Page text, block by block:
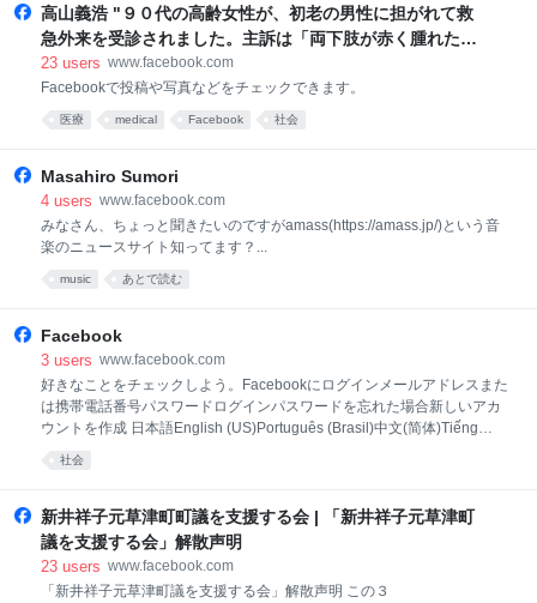
系、大山(通称...
高山義浩 "９０代の高齢女性が、初老の男性に担がれて救
急外来を受診されました。主訴は「両下肢が赤く腫れた」
ということでしたが、それより、救急のスタッフたちが驚
かされたのは彼女の全身が放つ異臭だったようです。... -
Facebook
23 users www.facebook.com
Facebookで投稿や写真などをチェックできます。
医療 medical Facebook 社会
Masahiro Sumori
4 users www.facebook.com
みなさん、ちょっと聞きたいのですがamass(https://amass.jp/)という音
楽のニュースサイト知ってます？...
music あとで読む
Facebook
3 users www.facebook.com
好きなことをチェックしよう。Facebookにログインメールアドレスまた
は携帯電話番号パスワードログインパスワードを忘れた場合新しいアカ
ウントを作成 日本語English (US)Português (Brasil)中文(简体)Tiếng
ViệtEspañolBahasa Indonesiaその他の言語…アカウント登録ログイン
MessengerFacebook Lite動画Meta PayMetaストアMeta QuestRay-Ban
ターFacebookについて広告を作成ページを作成開発者採用情報
CookieAdChoices利用規約ヘルプ連絡先のアップロードと非ユーザー
Meta © 2026�>�ժ�
社会
新井祥子元草津町町議を支援する会 | 「新井祥子元草津町
議を支援する会」解散声明
23 users www.facebook.com
「新井祥子元草津町議を支援する会」解散声明 この３